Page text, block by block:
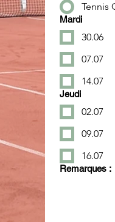
Tennis
Mardi
30.06
07.07
14.07
Jeudi
02.07
09.07
16.07
Remarques :